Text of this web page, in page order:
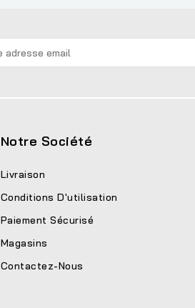
Notre Société
Livraison
Conditions D'utilisation
Paiement Sécurisé
Magasins
Contactez-Nous